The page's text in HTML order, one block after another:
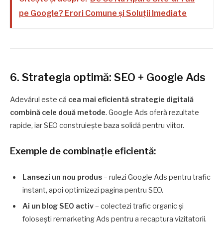
pe Google? Erori Comune și Soluții Imediate
6. Strategia optimă: SEO + Google Ads
Adevărul este că cea mai eficientă strategie digitală
combină cele două metode. Google Ads oferă rezultate
rapide, iar SEO construiește baza solidă pentru viitor.
Exemple de combinație eficientă:
Lansezi un nou produs– rulezi Google Ads pentru trafic
instant, apoi optimizezi pagina pentru SEO.
Ai un blog SEO activ– colectezi trafic organic și
folosești remarketing Ads pentru a recaptura vizitatorii.